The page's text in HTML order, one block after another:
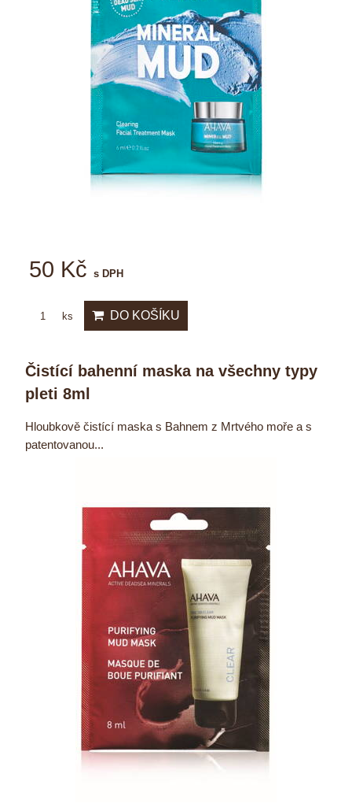
50 Kč s DPH
ks DO KOŠÍKU
Čistící bahenní maska na všechny typy
pleti 8ml
Hloubkově čistící maska s Bahnem z Mrtvého moře a s
patentovanou...